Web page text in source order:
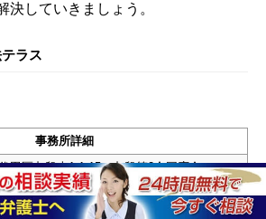
決していきましょう。
ラス
事務所詳細
田区九段南1-1-15 九段第2合同庁舎